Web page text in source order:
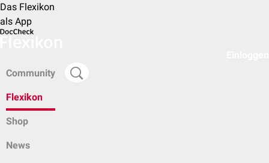
Das Flexikon
als App
Community
Flexikon
Shop
News